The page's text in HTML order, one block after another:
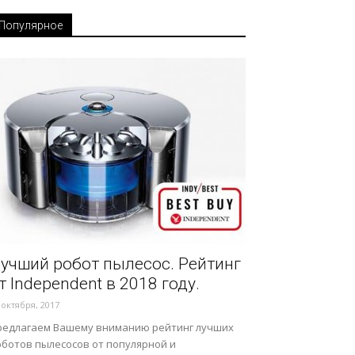
Популярное
робот пылесос. Рейтинг
Independent в 2018 году.
2017
Вашему вниманию рейтинг лучших
пылесосов от популярной и